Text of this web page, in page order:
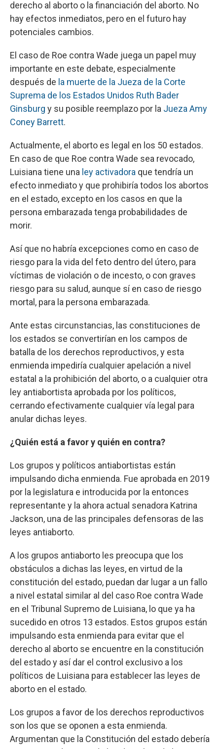
derecho al aborto o la financiación del aborto. No
hay efectos inmediatos, pero en el futuro hay
potenciales cambios.
El caso de Roe contra Wade juega un papel muy
importante en este debate, especialmente
después de la muerte de la Jueza de la Corte
Suprema de los Estados Unidos Ruth Bader
Ginsburg y su posible reemplazo por la Jueza Amy
Coney Barrett.
Actualmente, el aborto es legal en los 50 estados.
En caso de que Roe contra Wade sea revocado,
Luisiana tiene una ley activadora que tendría un
efecto inmediato y que prohibiría todos los abortos
en el estado, excepto en los casos en que la
persona embarazada tenga probabilidades de
morir.
Así que no habría excepciones como en caso de
riesgo para la vida del feto dentro del útero, para
víctimas de violación o de incesto, o con graves
riesgo para su salud, aunque sí en caso de riesgo
mortal, para la persona embarazada.
Ante estas circunstancias, las constituciones de
los estados se convertirían en los campos de
batalla de los derechos reproductivos, y esta
enmienda impediría cualquier apelación a nivel
estatal a la prohibición del aborto, o a cualquier otra
ley antiabortista aprobada por los políticos,
cerrando efectivamente cualquier vía legal para
anular dichas leyes.
¿Quién está a favor y quién en contra?
Los grupos y políticos antiabortistas están
impulsando dicha enmienda. Fue aprobada en 2019
por la legislatura e introducida por la entonces
representante y la ahora actual senadora Katrina
Jackson, una de las principales defensoras de las
leyes antiaborto.
A los grupos antiaborto les preocupa que los
obstáculos a dichas las leyes, en virtud de la
constitución del estado, puedan dar lugar a un fallo
a nivel estatal similar al del caso Roe contra Wade
en el Tribunal Supremo de Luisiana, lo que ya ha
sucedido en otros 13 estados. Estos grupos están
impulsando esta enmienda para evitar que el
derecho al aborto se encuentre en la constitución
del estado y así dar el control exclusivo a los
políticos de Luisiana para establecer las leyes de
aborto en el estado.
Los grupos a favor de los derechos reproductivos
son los que se oponen a esta enmienda.
Argumentan que la Constitución del estado debería